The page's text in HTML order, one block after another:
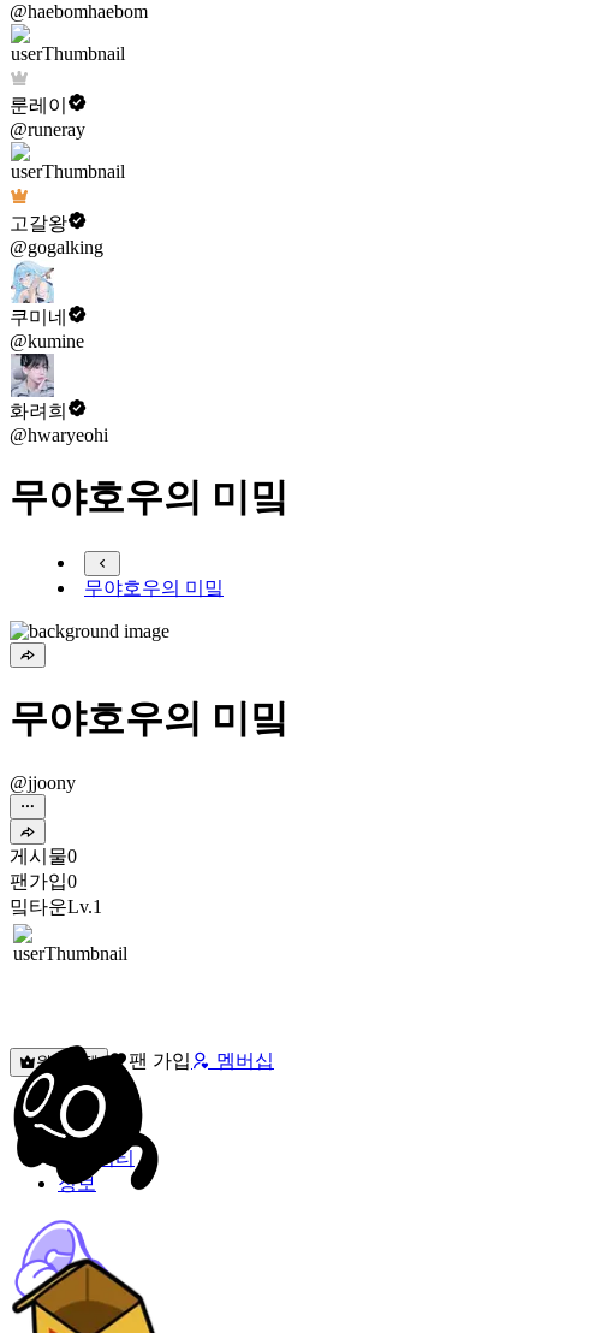
@haebomhaebom
룬레이
@runeray
고갈왕
@gogalking
쿠미네
@kumine
화려희
@hwaryeohi
무야호우의 미밐
무야호우의 미밐
무야호우의 미밐
@jjoony
게시물0
팬가입0
밐타운Lv.1
원픽선택 팬 가입 멤버십
밐타운
피드
커뮤니티
정보